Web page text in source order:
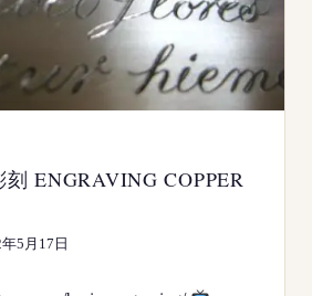
ENGRAVING COPPER
5月17日